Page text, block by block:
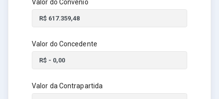
Valor do Convênio
Valor do Concedente
Valor da Contrapartida